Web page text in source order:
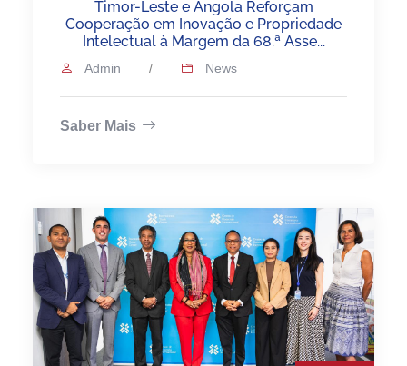
Timor-Leste e Angola Reforçam
Cooperação em Inovação e Propriedade
Intelectual à Margem da 68.ª Asse...
Admin / News
Saber Mais